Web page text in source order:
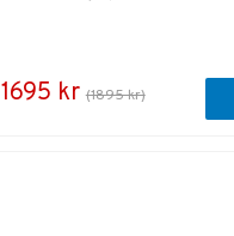
1695 kr (1895 kr)